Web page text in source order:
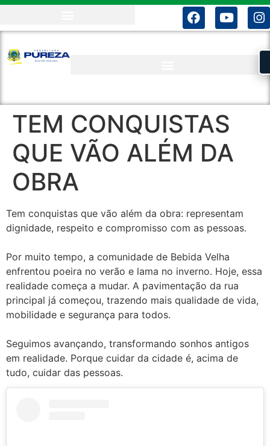
TEM CONQUISTAS
QUE VÃO ALÉM DA
OBRA
Tem conquistas que vão além da obra: representam
dignidade, respeito e compromisso com as pessoas.
Por muito tempo, a comunidade de Bebida Velha
enfrentou poeira no verão e lama no inverno. Hoje, essa
realidade começa a mudar. A pavimentação da rua
principal já começou, trazendo mais qualidade de vida,
mobilidade e segurança para todos.
Seguimos avançando, transformando sonhos antigos
em realidade. Porque cuidar da cidade é, acima de
tudo, cuidar das pessoas.